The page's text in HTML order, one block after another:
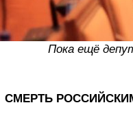
Пока ещё
СМЕРТЬ